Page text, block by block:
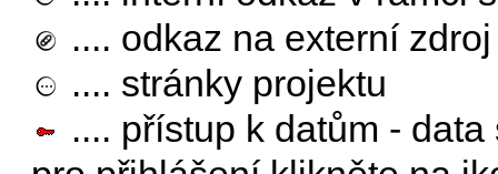
.... odkaz na externí
.... stránky projektu
.... přístup k datům -